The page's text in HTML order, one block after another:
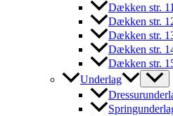
Dækken str.
Dækken str.
Dækken str.
Dækken str.
Dækken str.
Underlag